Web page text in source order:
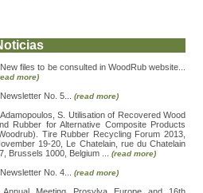
New files to be consulted in WoodRub website...
more)
Newsletter No. 5... (read more)
Adamopoulos, S. Utilisation of Recovered Wood
Rubber for Alternative Composite Products
Tire Rubber Recycling Forum 2013,
19-20, Le Chatelain, rue du Chatelain
Brussels 1000, Belgium ... (read more)
Newsletter No. 4... (read more)